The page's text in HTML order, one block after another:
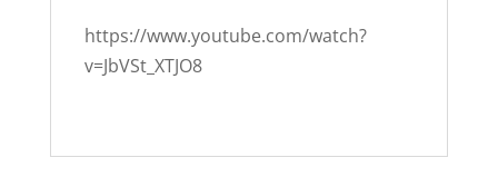
https://www.youtube.com/watch?
v=JbVSt_XTJO8